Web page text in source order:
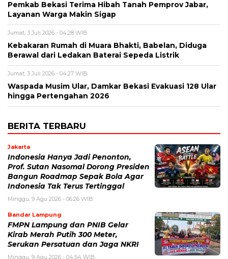
Pemkab Bekasi Terima Hibah Tanah Pemprov Jabar,
Layanan Warga Makin Sigap
Jumat, 3 Juli 2026 - 04:28 WIB
Kebakaran Rumah di Muara Bhakti, Babelan, Diduga
Berawal dari Ledakan Baterai Sepeda Listrik
Jumat, 3 Juli 2026 - 04:27 WIB
Waspada Musim Ular, Damkar Bekasi Evakuasi 128 Ular
hingga Pertengahan 2026
BERITA TERBARU
Jakarta
Indonesia Hanya Jadi Penonton,
Prof. Sutan Nasomal Dorong Presiden
Bangun Roadmap Sepak Bola Agar
Indonesia Tak Terus Tertinggal
Minggu, 9 Agu 2026 - 06:26 WIB
Bandar Lampung
FMPN Lampung dan PNIB Gelar
Kirab Merah Putih 300 Meter,
Serukan Persatuan dan Jaga NKRI
Minggu, 9 Agu 2026 - 04:54 WIB